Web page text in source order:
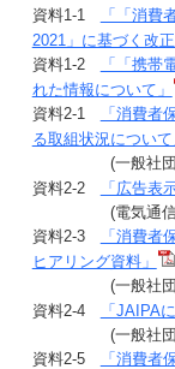
資料1-1
「「消費
2021」に基づく改正
資料1-2
「「携帯
れた情報について」
資料2-1
「消費者
る取組状況について
(一般社団法人
資料2-2
「広告表
(電気通信サー
資料2-3
「消費者
ヒアリング資料」
(一般社団法人
資料2-4
「JAIPA
(一般社団法人
資料2-5
「消費者